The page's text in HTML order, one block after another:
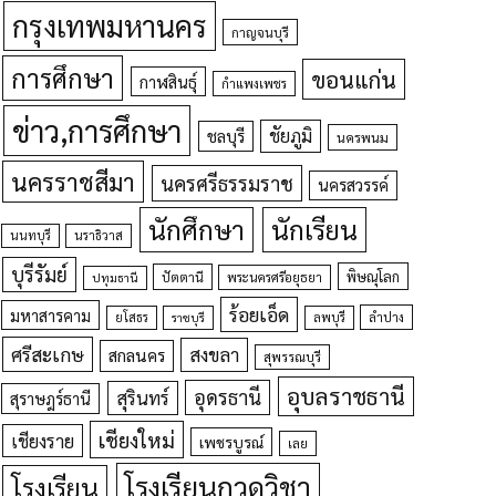
กรุงเทพมหานคร กาญจนบุรี
การศึกษา กาฬสินธุ์ กำแพงเพชร ขอนแก่น
ข่าว,การศึกษา ชลบุรี ชัยภูมิ นครพนม
นครราชสีมา นครศรีธรรมราช นครสวรรค์
นนทบุรี นราธิวาส นักศึกษา นักเรียน
บุรีรัมย์ ปทุมธานี ปัตตานี พระนครศรีอยุธยา พิษณุโลก
มหาสารคาม ยโสธร ราชบุรี ร้อยเอ็ด ลพบุรี ลำปาง
ศรีสะเกษ สกลนคร สงขลา สุพรรณบุรี
สุราษฎร์ธานี สุรินทร์ อุดรธานี อุบลราชธานี
เชียงราย เชียงใหม่ เพชรบูรณ์ เลย
โรงเรียน โรงเรียนกวดวิชา